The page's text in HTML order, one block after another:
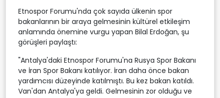
Etnospor Forumu'nda çok sayıda ülkenin spor
bakanlarının bir araya gelmesinin kültürel etkileşim
anlamında önemine vurgu yapan Bilal Erdoğan, şu
görüşleri paylaştı:
"Antalya'daki Etnospor Forumu'na Rusya Spor Bakanı
ve İran Spor Bakanı katılıyor. İran daha önce bakan
yardımcısı düzeyinde katılmıştı. Bu kez bakan katıldı.
Van'dan Antalya'ya geldi. Gelmesinin zor olduğu ve